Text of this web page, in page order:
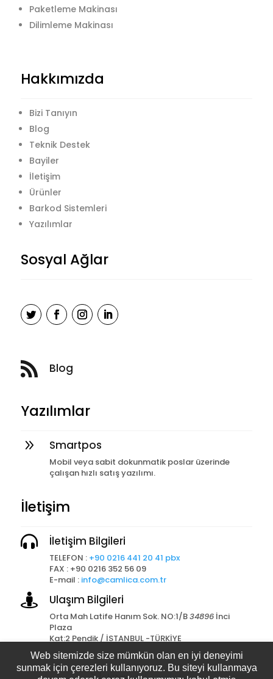
Paketleme Makinası
Dilimleme Makinası
Hakkımızda
Bizi Tanıyın
Blog
Teknik Destek
Bayiler
İletişim
Ürünler
Barkod Sistemleri
Yazılımlar
Sosyal Ağlar
 Blog
Yazılımlar
9 Smartpos
Mobil veya sabit dokunmatik poslar üzerinde
çalışan hızlı satış yazılımı.
İletişim
 İletişim Bilgileri
TELEFON : +90 0216 441 20 41 pbx
FAX : +90 0216 352 56 09
E-mail : info@camlica.com.tr
 Ulaşım Bilgileri
Orta Mah Latife Hanım Sok. NO:1/B34896İnci
Plaza
Kat:2 Pendik / İSTANBUL -TÜRKİYE
Web sitemizde size mümkün olan en iyi deneyimi
sunmak için çerezleri kullanıyoruz. Bu siteyi kullanmaya